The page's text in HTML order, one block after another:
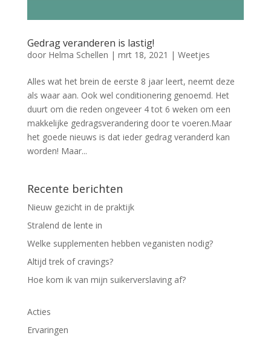
Gedrag veranderen is lastig!
door Helma Schellen | mrt 18, 2021 | Weetjes
Alles wat het brein de eerste 8 jaar leert, neemt deze
als waar aan. Ook wel conditionering genoemd. Het
duurt om die reden ongeveer 4 tot 6 weken om een
makkelijke gedragsverandering door te voeren.Maar
het goede nieuws is dat ieder gedrag veranderd kan
worden! Maar...
Recente berichten
Nieuw gezicht in de praktijk
Stralend de lente in
Welke supplementen hebben veganisten nodig?
Altijd trek of cravings?
Hoe kom ik van mijn suikerverslaving af?
Acties
Ervaringen